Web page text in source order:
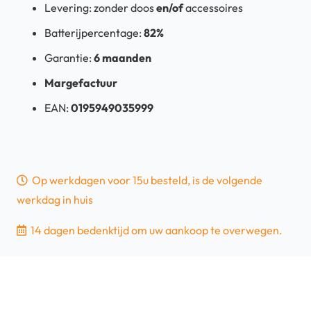
Levering: zonder doosen/ofaccessoires
Batterijpercentage: 82%
Garantie: 6 maanden
Margefactuur
EAN: 0195949035999
Op werkdagen voor 15u besteld, is de volgende
werkdag in huis
14 dagen bedenktijd om uw aankoop te overwegen.